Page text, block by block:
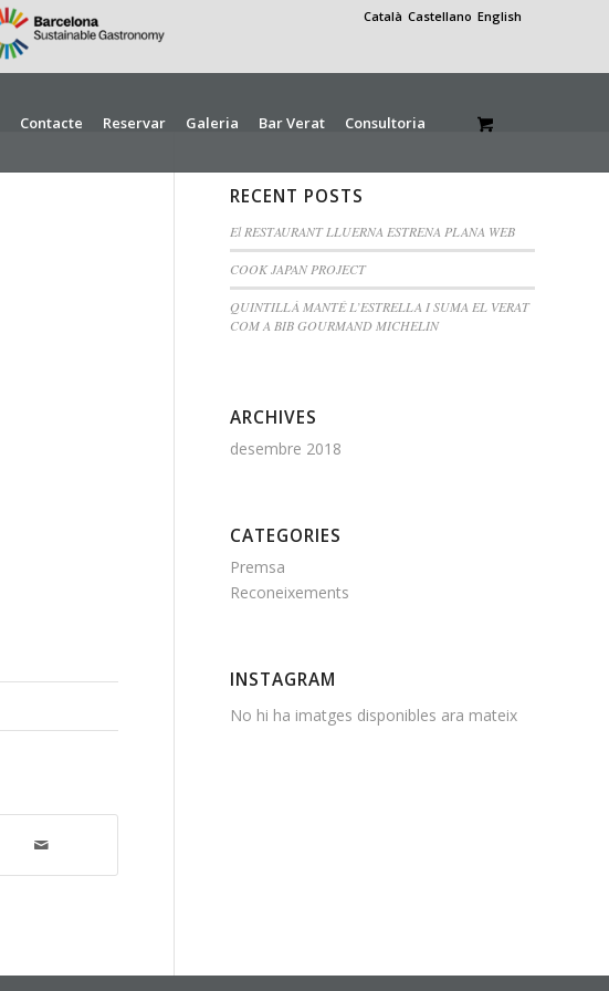
Català Castellano English
Contacte Reservar Galeria Bar Verat Consultoria
RECENT POSTS
El RESTAURANT LLUERNA ESTRENA PLANA WEB
COOK JAPAN PROJECT
QUINTILLÀ MANTÉ L’ESTRELLA I SUMA EL VERAT
COM A BIB GOURMAND MICHELIN
ARCHIVES
desembre 2018
CATEGORIES
Premsa
Reconeixements
INSTAGRAM
No hi ha imatges disponibles ara mateix